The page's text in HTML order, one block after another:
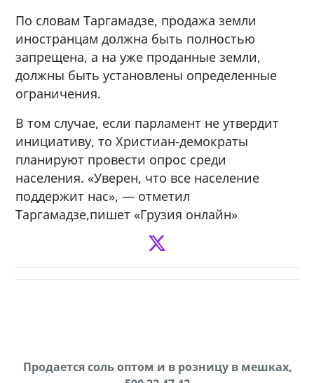
По словам Таргамадзе, продажа земли
иностранцам должна быть полностью
запрещена, а на уже проданные земли,
должны быть установлены определенные
ограничения.
В том случае, если парламент не утвердит
инициативу, то Христиан-демократы
планируют провести опрос среди
населения. «Уверен, что все население
поддержит нас», — отметил
Таргамадзе,пишет «Грузия онлайн»
Продается соль оптом и в розницу в мешках,
В городе Ниноцминда около фастфуда Hask